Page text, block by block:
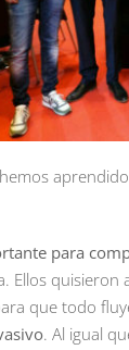
para
Ellos
que todo
. Al igual